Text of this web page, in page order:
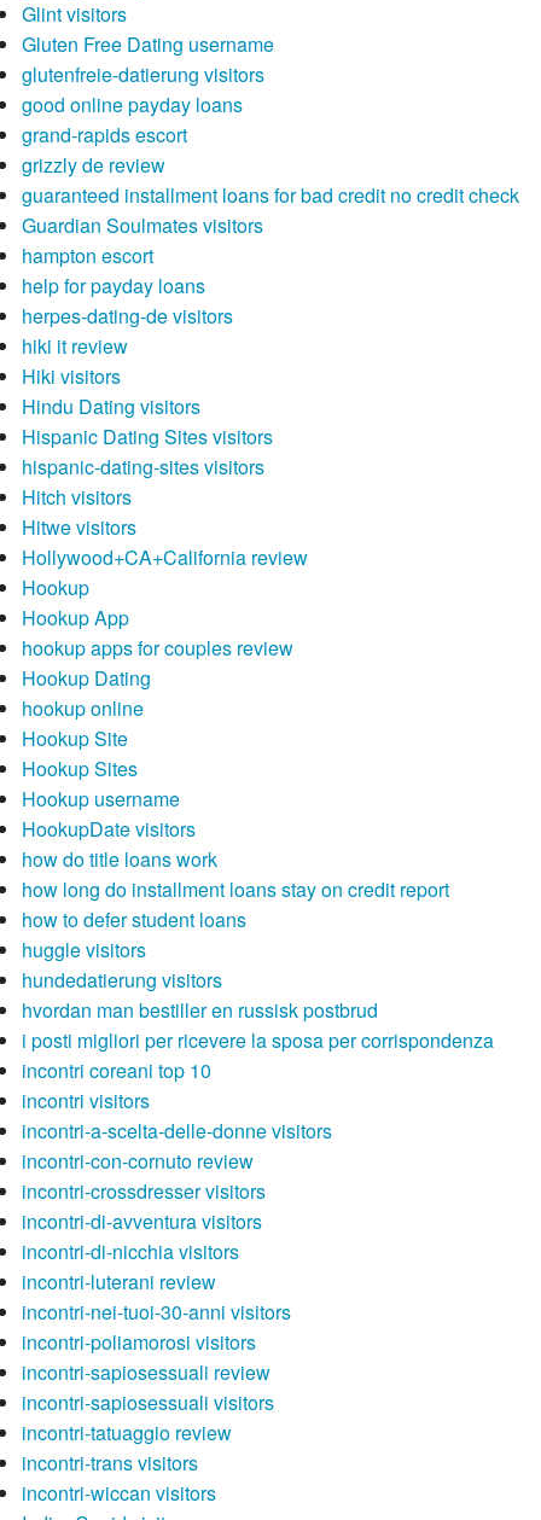
Glint visitors
Gluten Free Dating username
glutenfreie-datierung visitors
good online payday loans
grand-rapids escort
grizzly de review
guaranteed installment loans for bad credit no credit check
Guardian Soulmates visitors
hampton escort
help for payday loans
herpes-dating-de visitors
hiki it review
Hiki visitors
Hindu Dating visitors
Hispanic Dating Sites visitors
hispanic-dating-sites visitors
Hitch visitors
Hitwe visitors
Hollywood+CA+California review
Hookup
Hookup App
hookup apps for couples review
Hookup Dating
hookup online
Hookup Site
Hookup Sites
Hookup username
HookupDate visitors
how do title loans work
how long do installment loans stay on credit report
how to defer student loans
huggle visitors
hundedatierung visitors
hvordan man bestiller en russisk postbrud
i posti migliori per ricevere la sposa per corrispondenza
incontri coreani top 10
incontri visitors
incontri-a-scelta-delle-donne visitors
incontri-con-cornuto review
incontri-crossdresser visitors
incontri-di-avventura visitors
incontri-di-nicchia visitors
incontri-luterani review
incontri-nei-tuoi-30-anni visitors
incontri-poliamorosi visitors
incontri-sapiosessuali review
incontri-sapiosessuali visitors
incontri-tatuaggio review
incontri-trans visitors
incontri-wiccan visitors